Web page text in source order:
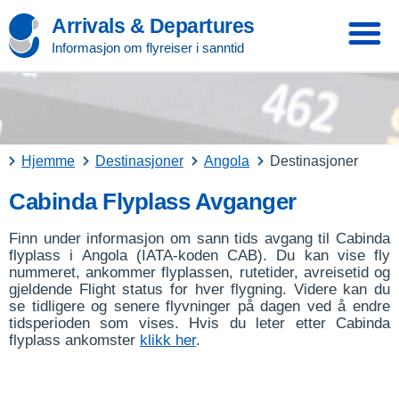
Arrivals & Departures
Informasjon om flyreiser i sanntid
Hjemme Destinasjoner Angola Destinasjoner
Cabinda Flyplass Avganger
Finn under informasjon om sann tids avgang til Cabinda
flyplass i Angola (IATA-koden CAB). Du kan vise fly
nummeret, ankommer flyplassen, rutetider, avreisetid og
gjeldende Flight status for hver flygning. Videre kan du
se tidligere og senere flyvninger på dagen ved å endre
tidsperioden som vises. Hvis du leter etter Cabinda
flyplass ankomster klikk her.